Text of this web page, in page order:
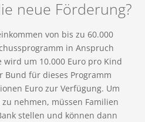
neue Förderung?
von bis zu 60.000
in Anspruch
wird um 10.000 Euro pro Kind
Bund für dieses Programm
Euro zur Verfügung. Um
nehmen, müssen Familien
stellen und können dann